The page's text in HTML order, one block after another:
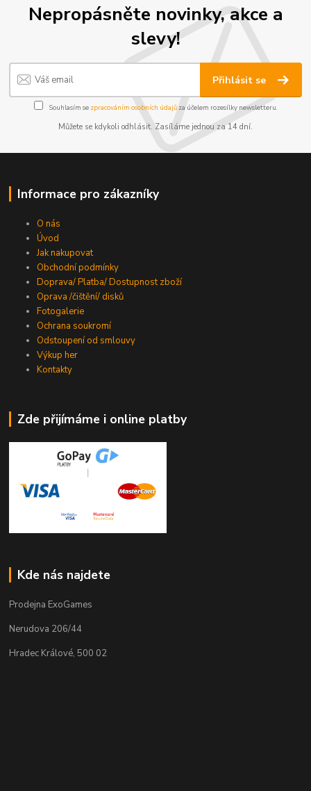
Nepropásněte novinky, akce a
slevy!
Přihlásit se
Souhlasím se zpracováním osobních údajůza účelem rozesílky newsletteru.
Můžete se kdykoli odhlásit. Zasíláme jednou za 14 dní.
Informace pro zákazníky
O nás
Úvod
Jak nakupovat
Obchodní podmínky
Doprava/ Platba/ Dostupnost zboží
Oprava /čištění/ disků
Fotogalerie
Ochrana soukromí
Odstoupení od smlouvy
Výkup her
Kontakty
Zde přijímáme i online platby
Kde nás najdete
Prodejna ExoGames
Nerudova 206/44
Hradec Králové, 500 02